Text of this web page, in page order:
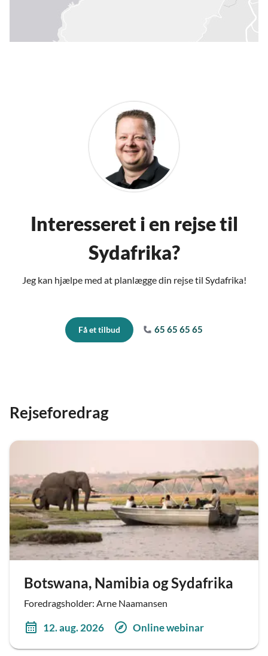
Interesseret i en rejse til
Sydafrika?
Jeg kan hjælpe med at planlægge din rejse til Sydafrika!
Få et tilbud 65 65 65 65
Rejseforedrag
Botswana, Namibia og Sydafrika
Foredragsholder: Arne Naamansen
12. aug. 2026 Online webinar